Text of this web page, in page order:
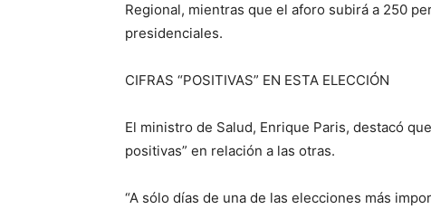
Regional, mientras que el aforo subirá a 250
presidenciales.
CIFRAS “POSITIVAS” EN ESTA ELECCIÓN
El ministro de Salud, Enrique Paris, destacó
positivas” en relación a las otras.
“A sólo días de una de las elecciones más